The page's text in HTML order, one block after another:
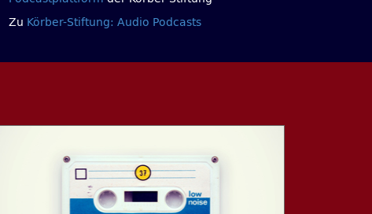
Zu Körber-Stiftung: Audio Podcasts